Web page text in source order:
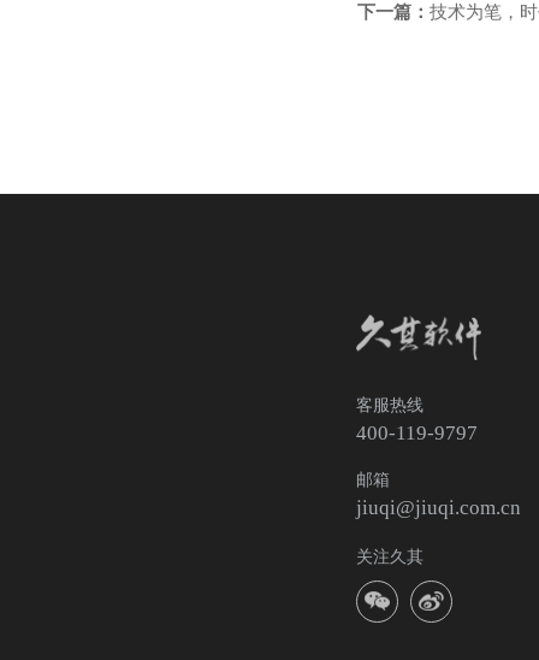
下一篇： 技术为笔，
客服热线
400-119-9797
邮箱
jiuqi@jiuqi.com.cn
关注久其